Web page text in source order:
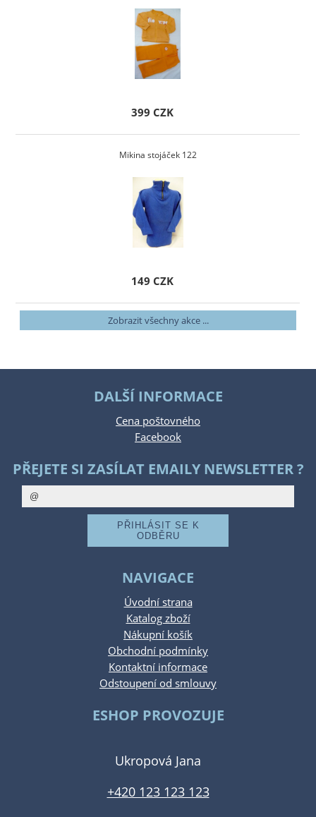
399 CZK
Mikina stojáček 122
149 CZK
Zobrazit všechny akce ...
DALŠÍ INFORMACE
Cena poštovného
Facebook
PŘEJETE SI ZASÍLAT EMAILY NEWSLETTER ?
NAVIGACE
Úvodní strana
Katalog zboží
Nákupní košík
Obchodní podmínky
Kontaktní informace
Odstoupení od smlouvy
ESHOP PROVOZUJE
Ukropová Jana
+420 123 123 123